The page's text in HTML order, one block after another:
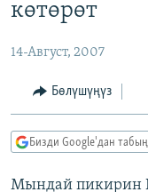
БҮГҮН АЗАТТЫКТА
ЭКСПЕРТТЕР ТАЛДАЙТ
БИЗ ЖАНА ДҮЙНӨ
ПОДКАСТ
ӨЗГӨЧӨ ПИКИР
Русский
көтөрөт
14-Август, 2007
Бөлүшүңүз
Бизди Google'дан
Мындай пикирин